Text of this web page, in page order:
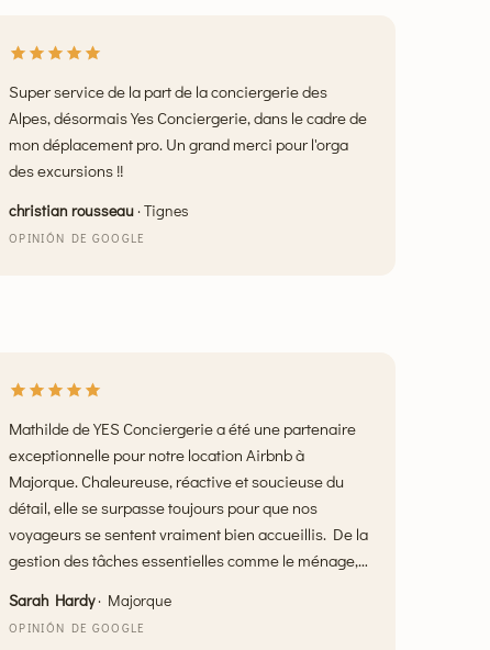
Super service de la part de la conciergerie des
Alpes, désormais Yes Conciergerie, dans le cadre de
mon déplacement pro. Un grand merci pour l'orga
des excursions !!
christian rousseau ·Tignes
OPINIÓN DE GOOGLE
Mathilde de YES Conciergerie a été une partenaire
exceptionnelle pour notre location Airbnb à
Majorque. Chaleureuse, réactive et soucieuse du
détail, elle se surpasse toujours pour que nos
voyageurs se sentent vraiment bien accueillis. De la
gestion des tâches essentielles comme le ménage,
attentionnés comme l'aide aux courses et les
recommandations locales, Mathilde se surpasse
Sarah Hardy· Majorque
OPINIÓN DE GOOGLE